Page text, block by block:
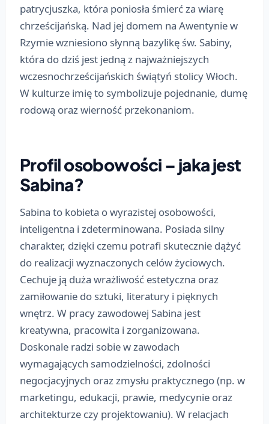
patrycjuszka, która poniosła śmierć za wiarę
chrześcijańską. Nad jej domem na Awentynie w
Rzymie wzniesiono słynną bazylikę św. Sabiny,
która do dziś jest jedną z najważniejszych
wczesnochrześcijańskich świątyń stolicy Włoch.
W kulturze imię to symbolizuje pojednanie, dumę
rodową oraz wierność przekonaniom.
Profil osobowości – jaka jest
Sabina?
Sabina to kobieta o wyrazistej osobowości,
inteligentna i zdeterminowana. Posiada silny
charakter, dzięki czemu potrafi skutecznie dążyć
do realizacji wyznaczonych celów życiowych.
Cechuje ją duża wrażliwość estetyczna oraz
zamiłowanie do sztuki, literatury i pięknych
wnętrz. W pracy zawodowej Sabina jest
kreatywna, pracowita i zorganizowana.
Doskonale radzi sobie w zawodach
wymagających samodzielności, zdolności
negocjacyjnych oraz zmysłu praktycznego (np. w
marketingu, edukacji, prawie, medycynie oraz
architekturze czy projektowaniu). W relacjach